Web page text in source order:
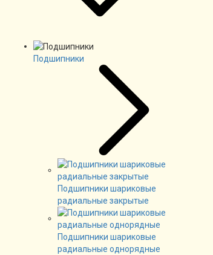
Подшипники
Подшипники шариковые
радиальные закрытые
Подшипники шариковые
радиальные однорядные